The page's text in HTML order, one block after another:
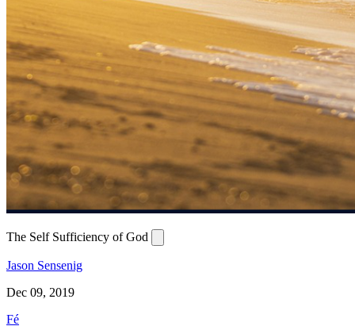
The Self Sufficiency of God
Jason Sensenig
Dec 09, 2019
Fé